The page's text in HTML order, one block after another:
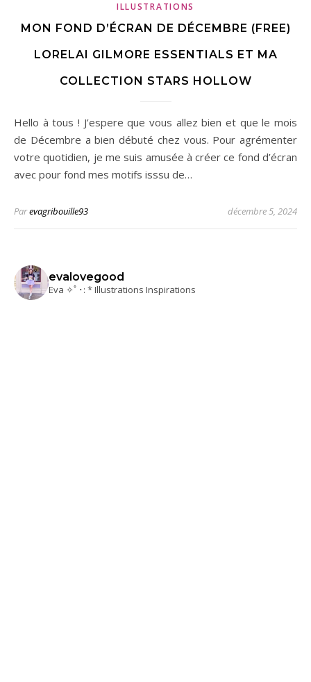
ILLUSTRATIONS
MON FOND D’ÉCRAN DE DÉCEMBRE (FREE)
LORELAI GILMORE ESSENTIALS ET MA
COLLECTION STARS HOLLOW
Hello à tous ! J’espere que vous allez bien et que le mois
de Décembre a bien débuté chez vous. Pour agrémenter
votre quotidien, je me suis amusée à créer ce fond d’écran
avec pour fond mes motifs isssu de…
Parevagribouille93 décembre 5, 2024
evalovegood
Eva ✧ﾟ･: * Illustrations Inspirations